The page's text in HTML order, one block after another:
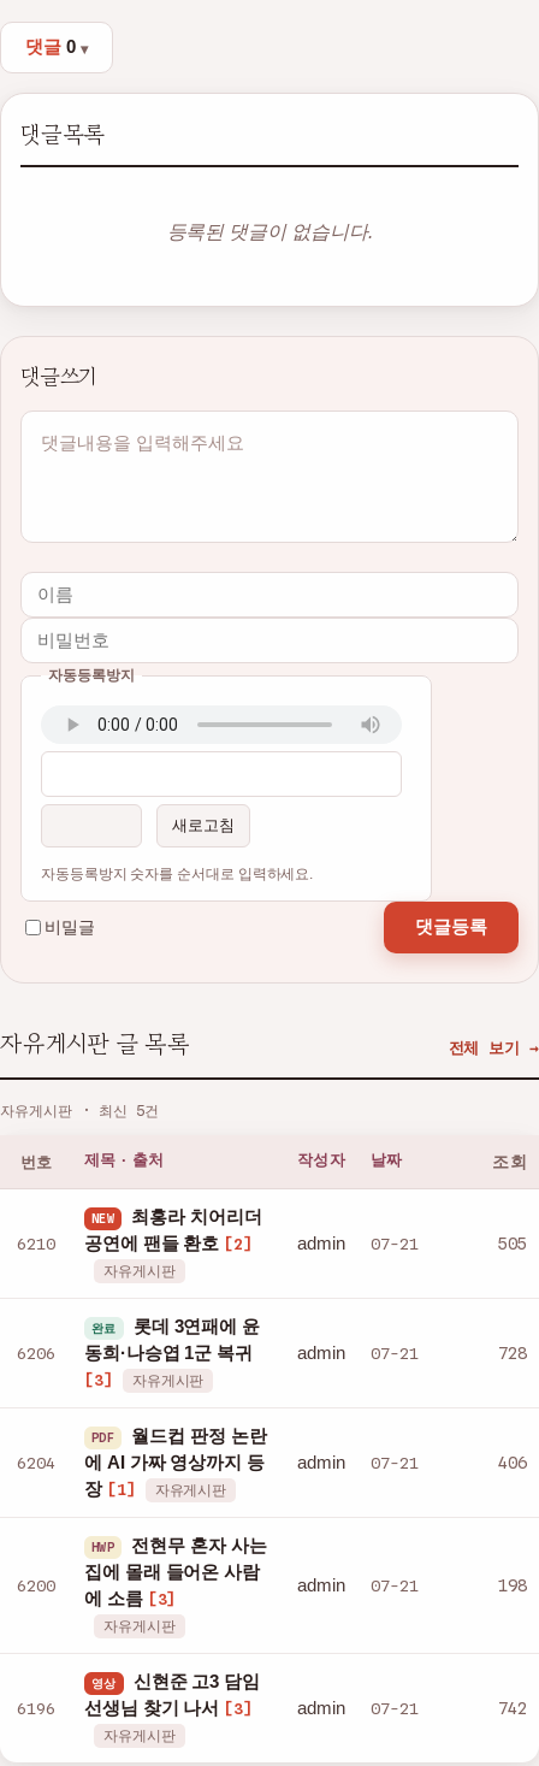
댓글 0
댓글목록
등록된 댓글이 없습니다.
댓글쓰기
이름필수
비밀번호필수
자동등록방지
새로고침
자동등록방지 숫자를 순서대로 입력하세요.
비밀글 댓글등록
자유게시판 글 목록 전체 보기 →
자유게시판 · 최신 5건
번호 제목 · 출처 작성자 날짜 조회
6210
NEW
최홍라 치어리더
공연에 팬들 환호 [2]
자유게시판
admin 07-21 505
6206
완료
롯데 3연패에 윤
동희·나승엽 1군 복귀
[3] 자유게시판
admin 07-21 728
6204
PDF
월드컵 판정 논란
에 AI 가짜 영상까지 등
장 [1] 자유게시판
admin 07-21 406
6200
HWP
전현무 혼자 사는
집에 몰래 들어온 사람
에 소름 [3]
자유게시판
admin 07-21 198
6196
영상
신현준 고3 담임
선생님 찾기 나서
[3]
자유게시판
admin 07-21 742